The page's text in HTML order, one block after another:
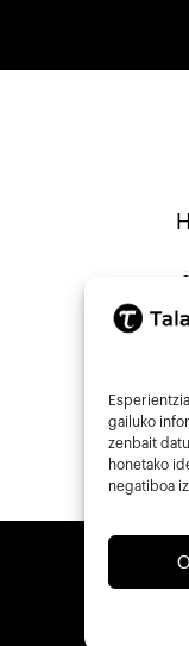
gailuko
zenbait
honetako
negatiboa